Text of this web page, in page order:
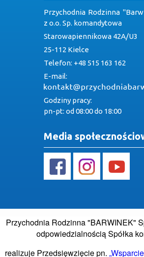
Przychodnia Rodzinna
z o.o. Sp. komandytowa
Starowapiennikowa 42A/U3
25-112 Kielce
Telefon: +48 515 163 162
E-mail:
Godziny pracy:
pn-pt: od 08:00 do 18:00
Media
Przychodnia Rodzinna "BARWINEK"
odpowiedzialnością Spółka
realizuje Przedsięwzięcie pn.